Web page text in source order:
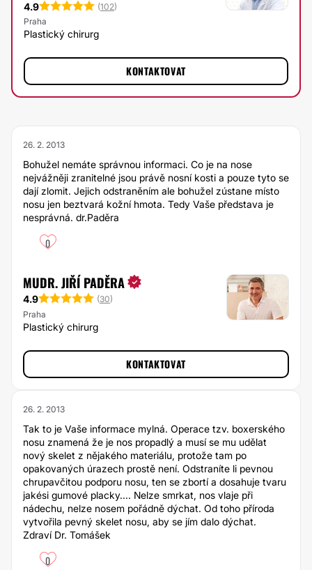
4.9 (102)
Praha
Plastický chirurg
KONTAKTOVAT
26. 2. 2013
Bohužel nemáte správnou informaci. Co je na nose
nejvážněji zranitelné jsou právě nosní kosti a pouze tyto se
dají zlomit. Jejich odstraněním ale bohužel zústane místo
nosu jen beztvará kožní hmota. Tedy Vaše představa je
nesprávná. dr.Paděra
0
MUDR. JIŘÍ PADĚRA
4.9 (30)
Praha
Plastický chirurg
KONTAKTOVAT
26. 2. 2013
Tak to je Vaše informace mylná. Operace tzv. boxerského
nosu znamená že je nos propadlý a musí se mu udělat
nový skelet z nějakého materiálu, protože tam po
opakovaných úrazech prostě není. Odstraníte li pevnou
chrupavčitou podporu nosu, ten se zbortí a dosahuje tvaru
jakési gumové placky.... Nelze smrkat, nos vlaje při
nádechu, nelze nosem pořádně dýchat. Od toho příroda
vytvořila pevný skelet nosu, aby se jím dalo dýchat.
Zdraví Dr. Tomášek
0